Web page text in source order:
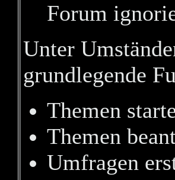
Forum
Unter
grundlegende
Themen
Themen
Umfragen